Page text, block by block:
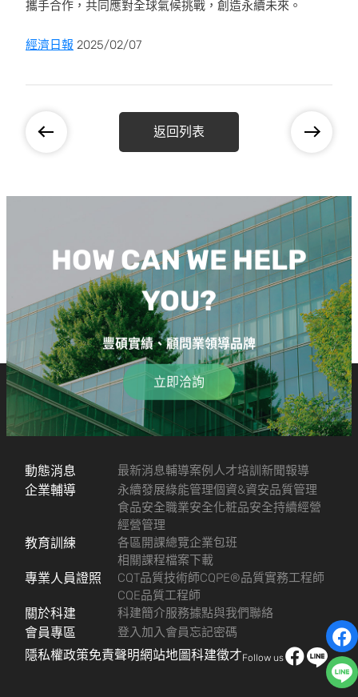
攜手合作，共同應對全球氣候挑戰，創造永續未來。
經濟日報 2025/02/07
返回列表
HOW CAN WE HELP
YOU?
豐碩實績、顧問業領導品牌
立即洽詢
動態消息 最新消息輔導案例 人才培訓新聞報導
企業輔導 永續發展綠能管理個資&資安品質管理
食品安全職業安全化粧品安全持續經營
經營管理
教育訓練 各區開課總覽企業包班
相關課程檔案下載
專業人員證照 CQT品質技術師CQPE®品質實務工程師
CQE品質工程師
關於科建 科建簡介服務據點與我們聯絡
會員專區 登入加入會員忘記密碼
隱私權政策免責聲明網站地圖科建徵才Follow us